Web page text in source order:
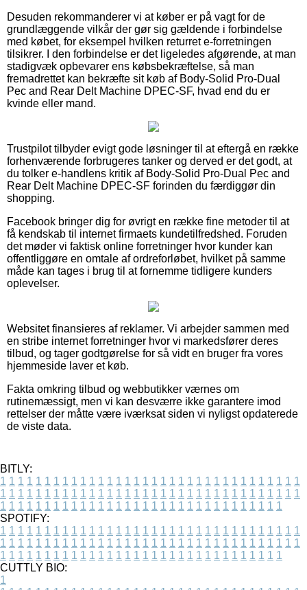
Desuden rekommanderer vi at køber er på vagt for de
grundlæggende vilkår der gør sig gældende i forbindelse
med købet, for eksempel hvilken returret e-forretningen
tilsikrer. I den forbindelse er det ligeledes afgørende, at man
stadigvæk opbevarer ens købsbekræftelse, så man
fremadrettet kan bekræfte sit køb af Body-Solid Pro-Dual
Pec and Rear Delt Machine DPEC-SF, hvad end du er
kvinde eller mand.
Trustpilot tilbyder evigt gode løsninger til at eftergå en række
forhenværende forbrugeres tanker og derved er det godt, at
du tolker e-handlens kritik af Body-Solid Pro-Dual Pec and
Rear Delt Machine DPEC-SF forinden du færdiggør din
shopping.
Facebook bringer dig for øvrigt en række fine metoder til at
få kendskab til internet firmaets kundetilfredshed. Foruden
det møder vi faktisk online forretninger hvor kunder kan
offentliggøre en omtale af ordreforløbet, hvilket på samme
måde kan tages i brug til at fornemme tidligere kunders
oplevelser.
Websitet finansieres af reklamer. Vi arbejder sammen med
en stribe internet forretninger hvor vi markedsfører deres
tilbud, og tager godtgørelse for så vidt en bruger fra vores
hjemmeside laver et køb.
Fakta omkring tilbud og webbutikker værnes om
rutinemæssigt, men vi kan desværre ikke garantere imod
rettelser der måtte være iværksat siden vi nyligst opdaterede
de viste data.
BITLY:
1 1 1 1 1 1 1 1 1 1 1 1 1 1 1 1 1 1 1 1 1 1 1 1 1 1 1 1 1 1 1 1 1 1
1 1 1 1 1 1 1 1 1 1 1 1 1 1 1 1 1 1 1 1 1 1 1 1 1 1 1 1 1 1 1 1 1 1
1 1 1 1 1 1 1 1 1 1 1 1 1 1 1 1 1 1 1 1 1 1 1 1 1 1 1 1 1 1 1 1
SPOTIFY:
1 1 1 1 1 1 1 1 1 1 1 1 1 1 1 1 1 1 1 1 1 1 1 1 1 1 1 1 1 1 1 1 1 1
1 1 1 1 1 1 1 1 1 1 1 1 1 1 1 1 1 1 1 1 1 1 1 1 1 1 1 1 1 1 1 1 1 1
1 1 1 1 1 1 1 1 1 1 1 1 1 1 1 1 1 1 1 1 1 1 1 1 1 1 1 1 1 1 1 1
CUTTLY BIO:
1